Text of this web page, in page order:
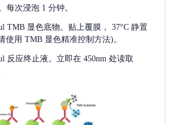
每次浸泡 1 分钟。
TMB 显色底物。贴上覆膜， 37°C 静置
使用 TMB 显色精准控制方法)。
反应终止液。立即在 450nm 处读取